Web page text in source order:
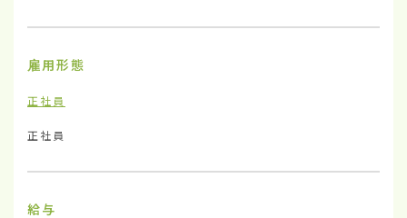
雇用形態
正社員
正社員
給与